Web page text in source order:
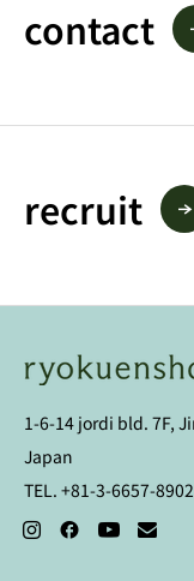
contact
recruit
1-6-14 jordi bld. 7F,
Japan
TEL. +81-3-6657-